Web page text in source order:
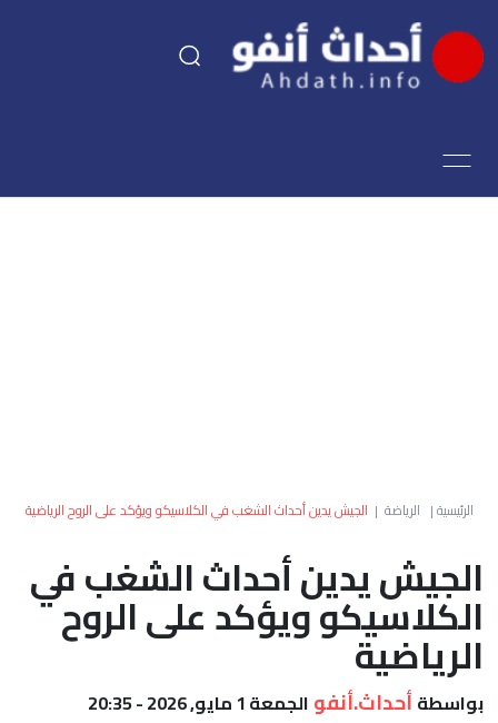
اقتصاد
العالم
أعمدة
الصحراء
الرئيسية| الرياضة | الجيش يدين أحداث الشغب في الكلاسيكو ويؤكد على الروح الرياضية
الجيش يدين أحداث الشغب في
الكلاسيكو ويؤكد على الروح
الرياضية
بواسطة أحداث.أنفو الجمعة 1 مايو, 2026 - 20:35